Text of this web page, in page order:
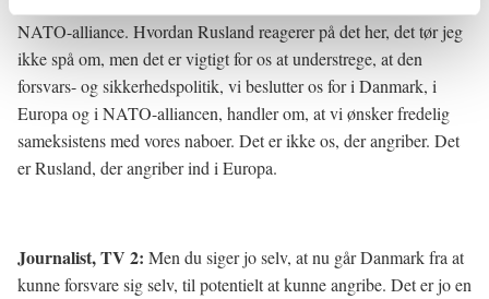
NATO-alliance. Hvordan Rusland reagerer på det her, det tør jeg
ikke spå om, men det er vigtigt for os at understrege, at den
forsvars- og sikkerhedspolitik, vi beslutter os for i Danmark, i
Europa og i NATO-alliancen, handler om, at vi ønsker fredelig
sameksistens med vores naboer. Det er ikke os, der angriber. Det
er Rusland, der angriber ind i Europa.
Journalist, TV 2: Men du siger jo selv, at nu går Danmark fra at
kunne forsvare sig selv, til potentielt at kunne angribe. Det er jo en